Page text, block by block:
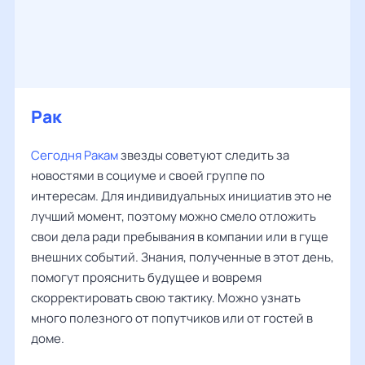
Рак
Сегодня Ракамзвезды советуют следить за
новостями в социуме и своей группе по
интересам. Для индивидуальных инициатив это не
лучший момент, поэтому можно смело отложить
свои дела ради пребывания в компании или в гуще
внешних событий. Знания, полученные в этот день,
помогут прояснить будущее и вовремя
скорректировать свою тактику. Можно узнать
много полезного от попутчиков или от гостей в
доме.